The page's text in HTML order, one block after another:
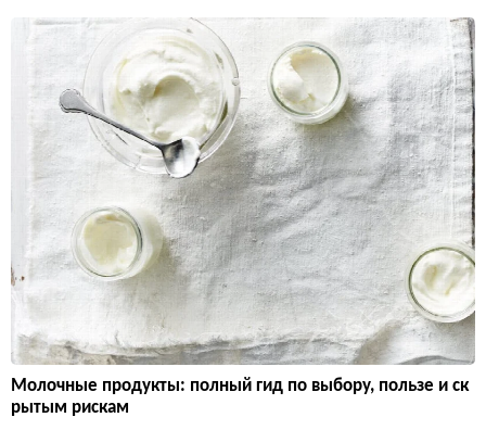
Молочные продукты: полный гид по выбору, пользе и ск
рытым рискам